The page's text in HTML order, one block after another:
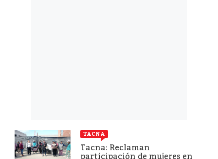
TACNA
Tacna: Reclaman
participación de mujeres en